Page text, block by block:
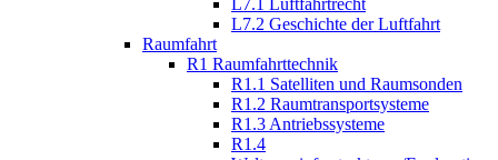
L7.1 Luftfahrtrecht
L7.2 Geschichte der Luftfahrt
Raumfahrt
R1 Raumfahrttechnik
R1.1 Satelliten und Raumsonden
R1.2 Raumtransportsysteme
R1.3 Antriebssysteme
R1.4